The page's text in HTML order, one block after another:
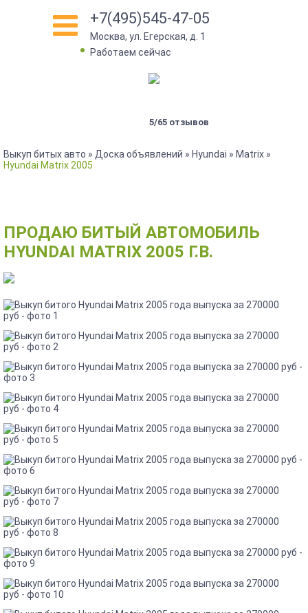
+7(495)545-47-05
Москва, ул. Егерская, д. 1
• Работаем сейчас
5/65 отзывов
Выкуп битых авто » Доска объявлений » Hyundai » Matrix »
Hyundai Matrix 2005
ПРОДАЮ БИТЫЙ АВТОМОБИЛЬ
HYUNDAI MATRIX 2005 Г.В.